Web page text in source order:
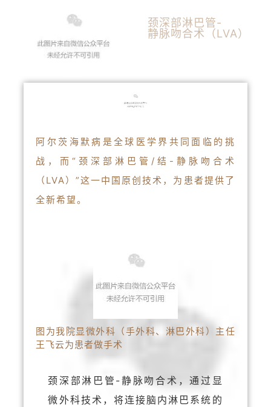
颈深部淋巴管-
静脉吻合术（LVA）
阿尔茨海默病是全球医学界共同面临的挑
战，而“颈深部淋巴管/结-静脉吻合术
（LVA）”这一中国原创技术，为患者提供了
全新希望。
图为我院显微外科（手外科、淋巴外科）主任
王飞云为患者做手术
颈深部淋巴管-静脉吻合术，通过显
微外科技术，将连接脑内淋巴系统的